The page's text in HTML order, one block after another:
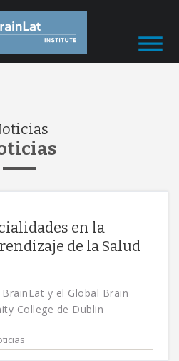
en la
de la Salud
y el Global Brain
College de Dublin